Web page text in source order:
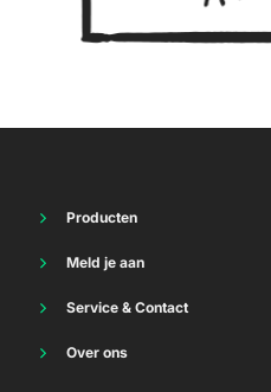
Producten
Internet
Meld je aan
Internet
Service & Contact
Over ons